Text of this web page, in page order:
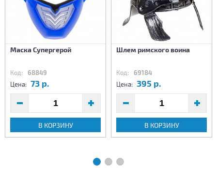
Маска Супергерой
Код: 68849
Цена: 73 р.
В КОРЗИНУ
Шлем римского воина
Код: 69184
Цена: 395 р.
В КОРЗИНУ